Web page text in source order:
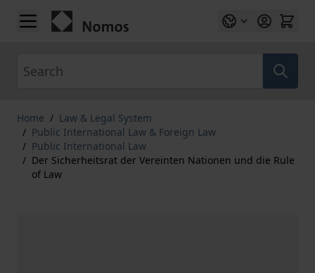
Skip to Content
Home / Law & Legal System
/ Public International Law & Foreign Law
/ Public International Law
/ Der Sicherheitsrat der Vereinten Nationen und die Rule
of Law